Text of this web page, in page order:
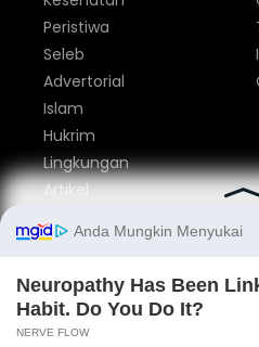
Peristiwa
Seleb
Advertorial
Islam
Hukrim
Lingkungan
Artikel
Parlemen
Nasional
Tentang Kami Redaksi